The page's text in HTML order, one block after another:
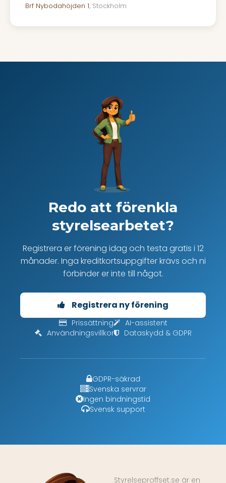
Brf Nybodahöjden 1, Stockholm
Redo att förenkla
styrelsearbetet?
Registrera er förening idag och testa gratis i 12
månader. Inga kreditkortsuppgifter krävs och ni
förbinder er inte till något.
Registrera ny förening
Prissättning
AI-assistent
Användningsvillkor
Dataskydd & GDPR
GDPR-säkrad
Svenska servrar
Ingen bindningstid
Svensk support
Styrelseproffset.se är en